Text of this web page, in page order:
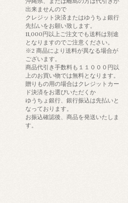
出来ませんので
クレジット決済またはゆうちょ銀行
先払いをお願い致します。
11,000円以上ご注文でも送料は別途
となりますのでご注意ください。
※2 商品により送料が異なる場合が
ございます。
商品代引き手数料も１１０００円以
上のお買い物では無料となります。
贈りもの用の場合はクレジットカー
ド決済をお選びいただくか
ゆうちょ銀行、銀行振込は先払いと
なっております。
お振込確認後、商品を発送いたしま
す。